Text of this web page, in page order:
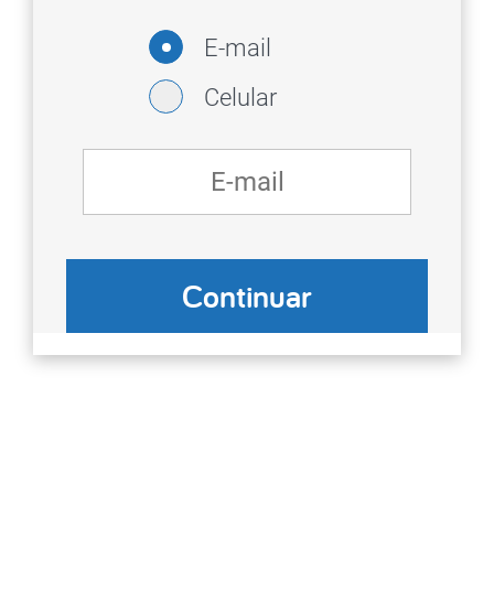
E-mail
Celular
Continuar